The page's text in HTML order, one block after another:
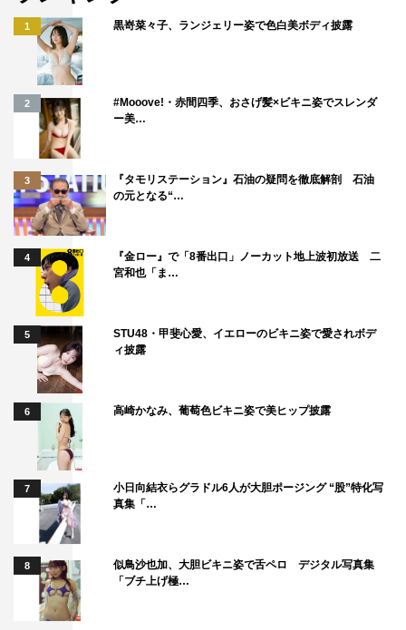
1 黒嵜菜々子、ランジェリー姿で色白美ボディ披露
2
#Mooove!・赤間四季、おさげ髪×ビキニ姿でスレンダ
ー美…
3
『タモリステーション』石油の疑問を徹底解剖 石油
の元となる“…
4
『金ロー』で「8番出口」ノーカット地上波初放送 二
宮和也「ま…
5
STU48・甲斐心愛、イエローのビキニ姿で愛されボデ
ィ披露
6 高崎かなみ、葡萄色ビキニ姿で美ヒップ披露
7
小日向結衣らグラドル6人が大胆ポージング “股”特化写
真集「…
8
似鳥沙也加、大胆ビキニ姿で舌ペロ デジタル写真集
「ブチ上げ極…